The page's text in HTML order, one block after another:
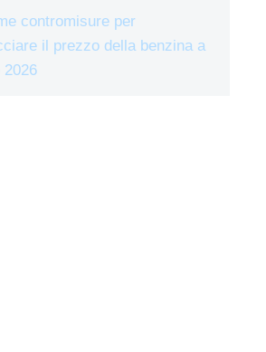
contromisure per
il prezzo della benzina a
2026